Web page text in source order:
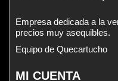
Empresa dedicada a la
precios muy asequibles.
Equipo de Quecartucho
MI CUENTA